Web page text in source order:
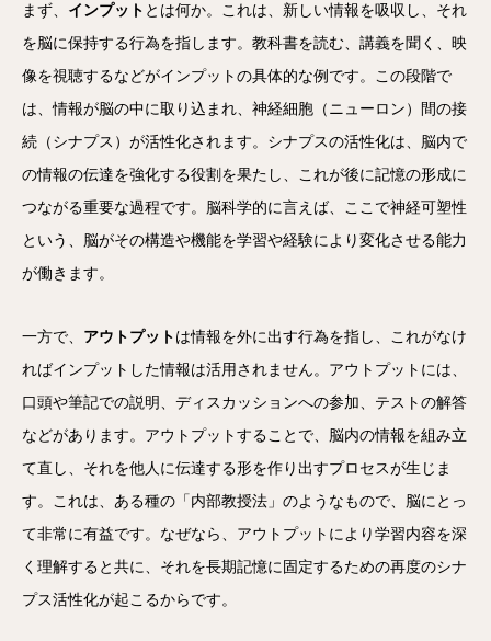
まず、 インプット とは何か。これは、新しい情報を吸収し、それ
を脳に保持する行為を指します。教科書を読む、講義を聞く、映
像を視聴するなどがインプットの具体的な例です。この段階で
は、情報が脳の中に取り込まれ、神経細胞（ニューロン）間の接
続（シナプス）が活性化されます。シナプスの活性化は、脳内で
の情報の伝達を強化する役割を果たし、これが後に記憶の形成に
つながる重要な過程です。脳科学的に言えば、ここで神経可塑性
という、脳がその構造や機能を学習や経験により変化させる能力
が働きます。
一方で、 アウトプット は情報を外に出す行為を指し、これがなけ
ればインプットした情報は活用されません。アウトプットには、
口頭や筆記での説明、ディスカッションへの参加、テストの解答
などがあります。アウトプットすることで、脳内の情報を組み立
て直し、それを他人に伝達する形を作り出すプロセスが生じま
す。これは、ある種の「内部教授法」のようなもので、脳にとっ
て非常に有益です。なぜなら、アウトプットにより学習内容を深
く理解すると共に、それを長期記憶に固定するための再度のシナ
プス活性化が起こるからです。